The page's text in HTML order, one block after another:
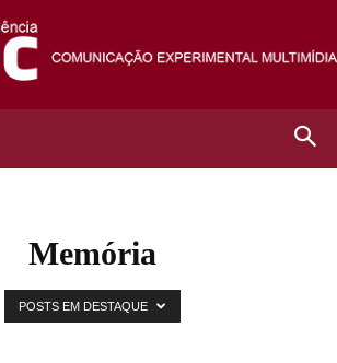
Fotec
Memória
POSTS EM DESTAQUE